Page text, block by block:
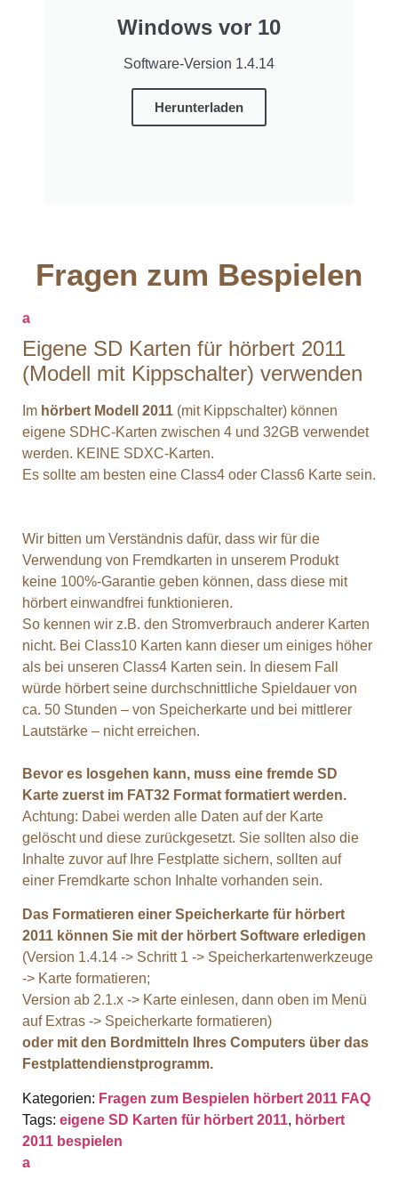
Windows vor 10
Software-Version 1.4.14
Herunterladen
Fragen zum Bespielen
a
Eigene SD Karten für hörbert 2011
(Modell mit Kippschalter) verwenden
Im hörbert Modell 2011 (mit Kippschalter) können
eigene SDHC-Karten zwischen 4 und 32GB verwendet
werden. KEINE SDXC-Karten.
Es sollte am besten eine Class4 oder Class6 Karte sein.
Wir bitten um Verständnis dafür, dass wir für die
Verwendung von Fremdkarten in unserem Produkt
keine 100%-Garantie geben können, dass diese mit
hörbert einwandfrei funktionieren.
So kennen wir z.B. den Stromverbrauch anderer Karten
nicht. Bei Class10 Karten kann dieser um einiges höher
als bei unseren Class4 Karten sein. In diesem Fall
würde hörbert seine durchschnittliche Spieldauer von
ca. 50 Stunden – von Speicherkarte und bei mittlerer
Lautstärke – nicht erreichen.
Bevor es losgehen kann, muss eine fremde SD
Karte zuerst im FAT32 Format formatiert werden.
Achtung: Dabei werden alle Daten auf der Karte
gelöscht und diese zurückgesetzt. Sie sollten also die
Inhalte zuvor auf Ihre Festplatte sichern, sollten auf
einer Fremdkarte schon Inhalte vorhanden sein.
Das Formatieren einer Speicherkarte für hörbert
2011 können Sie mit der hörbert Software erledigen
(Version 1.4.14 -> Schritt 1 -> Speicherkartenwerkzeuge
-> Karte formatieren;
Version ab 2.1.x -> Karte einlesen, dann oben im Menü
auf Extras -> Speicherkarte formatieren)
oder mit den Bordmitteln Ihres Computers über das
Festplattendienstprogramm.
Kategorien: Fragen zum Bespielen hörbert 2011 FAQ
Tags: eigene SD Karten für hörbert 2011, hörbert
2011 bespielen
a